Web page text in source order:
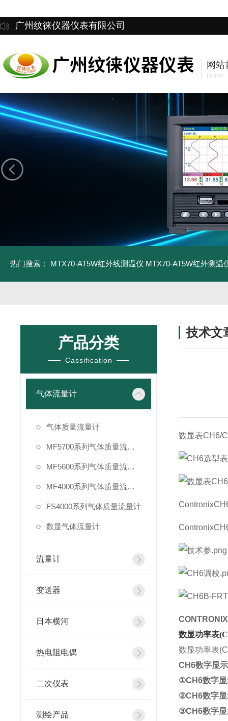
广州纹徕仪器仪表有限公司
网站
Home
热门搜索： MTX70-AT5W红外线测温仪 MTX70-AT5W红外测温
产品分类
Cassification
气体流量计
气体质量流量计
MF5700系列气体质量流量计
MF5600系列气体质量流量计
MF4000系列气体质量流量计
FS4000系列气体质量流量计
数显气体流量计
流量计
变送器
日本横河
热电阻电偶
二次仪表
测绘产品
技术文
数显表CH6/
数显功率表
数显功率表
CH6数字显
①CH6数字显
②CH6数字显
③CH6数字显